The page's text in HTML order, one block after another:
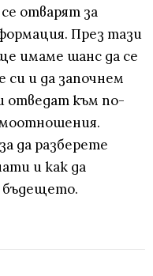
отварят за
През тази
имаме шанс да се
си и да започнем
отведат към по-
да разберете
и как да
бъдещето.